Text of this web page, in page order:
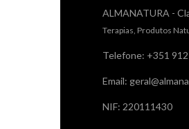
ALMANATURA -
Terapias, Produtos
Telefone: +351 912
Email:
NIF: 220111430